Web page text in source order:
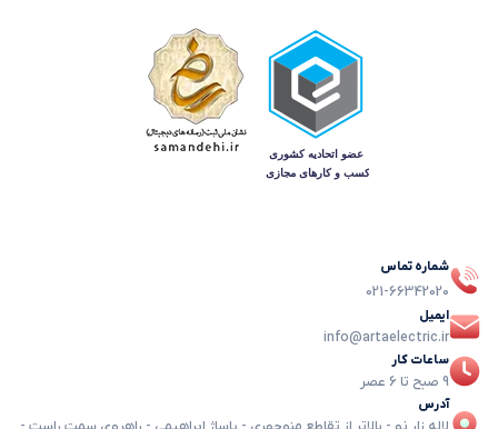
شماره تماس
021-66342020
ایمیل
info@artaelectric.ir
ساعات کار
9 صبح تا 6 عصر
آدرس